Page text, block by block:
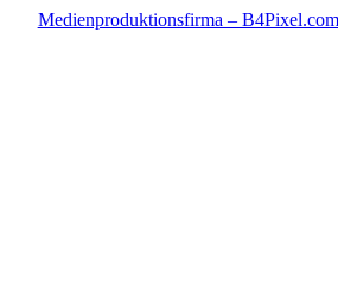
Medienproduktionsfirma – B4Pixel.com